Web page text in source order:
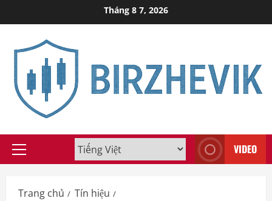
to
Tháng 8 7, 2026
Primary
VIDEO
Trang chủ
Tín hiệu